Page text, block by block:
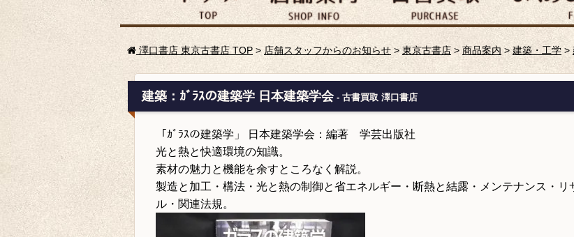
澤口書店 東京古書店 TOP > 店舗スタッフからのお知らせ >東京古書店> 商品案内>建築・工学>
建築：ｶﾞﾗｽの建築学 日本建築学会- 古書買取 澤口書店
「ｶﾞﾗｽの建築学」 日本建築学会：編著 学芸出版社
光と熱と快適環境の知識。
素材の魅力と機能を余すところなく解説。
製造と加工・構法・光と熱の制御と省エネルギー・断熱と結露・メンテナンス・リ
ル・関連法規。